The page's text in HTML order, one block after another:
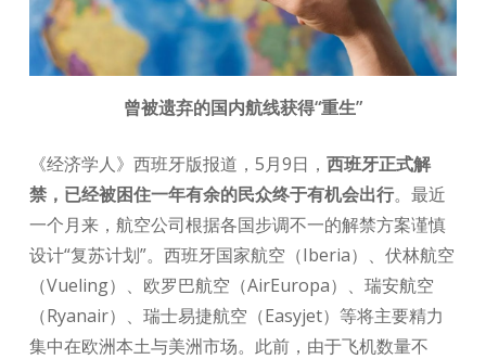
曾被遗弃的国内航线获得“重生”
《经济学人》西班牙版报道，5月9日， 西班牙正式解
禁，已经被困住一年有余的民众终于有机会出行。最近
一个月来，航空公司根据各国步调不一的解禁方案谨慎
设计“复苏计划”。西班牙国家航空（Iberia）、伏林航空
（Vueling）、欧罗巴航空（AirEuropa）、瑞安航空
（Ryanair）、瑞士易捷航空（Easyjet）等将主要精力
集中在欧洲本土与美洲市场。此前，由于飞机数量不